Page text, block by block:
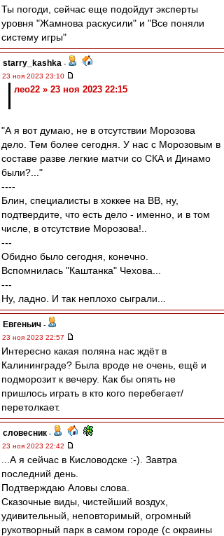
Ты погоди, сейчас еще подойдут эксперты
уровня "Жамнова раскусили" и "Все поняли
систему игры"
starry_kashka -
23 ноя 2023 23:10
лео22 » 23 ноя 2023 22:15
"А я вот думаю, не в отсутствии Морозова
дело. Тем более сегодня. У нас с Морозовым в
составе разве легкие матчи со СКА и Динамо
были?..."
----
Блин, специалисты в хоккее на ВВ, ну,
подтвердите, что есть дело - именно, и в том
числе, в отсутствие Морозова!..
---
Обидно было сегодня, конечно.
Вспомнилась "Каштанка" Чехова...
---
Ну, ладно. И так неплохо сыграли...
Евгеньич -
23 ноя 2023 22:57
Интересно какая поляна нас ждёт в
Калининграде? Была вроде не очень, ещё и
подморозит к вечеру. Как бы опять не
пришлось играть в кто кого перебегает/
перетолкает.
словесник -
23 ноя 2023 22:42
...А я сейчас в Кисловодске :-). Завтра
последний день.
Подтверждаю Аловы слова.
Сказочные виды, чистейший воздух,
удивительный, неповторимый, огромный
рукотворный парк в самом городе (с окраины